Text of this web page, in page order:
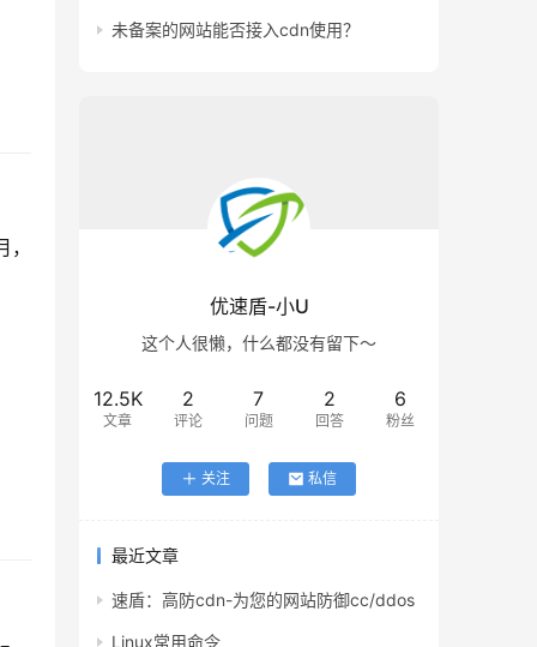
未备案的网站能否接入cdn使用？
优速盾-小U
这个人很懒，什么都没有留下～
12.5K
文章
2
评论
7
问题
2
回答
6
粉丝
关注 私信
最近文章
速盾：高防cdn-为您的网站防御cc/ddos
Linux常用命令